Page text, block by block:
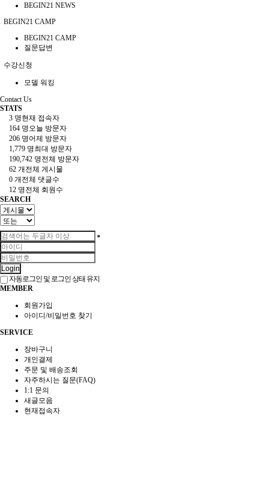
BEGIN21 NEWS
BEGIN21 CAMP
BEGIN21 CAMP
질문답변
수강신청
모델 워킹
Contact Us
STATS
3 명현재 접속자
164 명 오늘 방문자
206 명어제 방문자
1,779 명최대 방문자
190,742 명전체 방문자
62 개전체 게시물
0 개전체 댓글수
12 명전체 회원수
SEARCH
Login
자동로그인 및 로그인 상태 유지
MEMBER
회원가입
아이디/비밀번호 찾기
SERVICE
장바구니
개인결제
주문 및 배송조회
자주하시는 질문(FAQ)
1:1 문의
새글모음
현재접속자